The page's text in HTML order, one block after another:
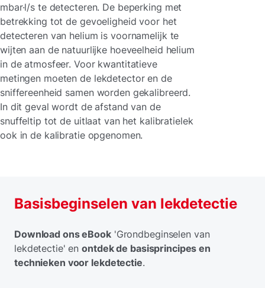
mbar·l/s te detecteren. De beperking met
betrekking tot de gevoeligheid voor het
detecteren van helium is voornamelijk te
wijten aan de natuurlijke hoeveelheid helium
in de atmosfeer. Voor kwantitatieve
metingen moeten de lekdetector en de
sniffereenheid samen worden gekalibreerd.
In dit geval wordt de afstand van de
snuffeltip tot de uitlaat van het kalibratielek
ook in de kalibratie opgenomen.
Basisbeginselen van lekdetectie
Download ons eBook'Grondbeginselen van
lekdetectie' enontdek de basisprincipes en
technieken voor lekdetectie.